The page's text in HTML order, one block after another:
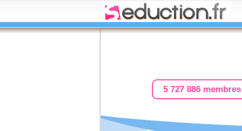
5 727 886 membres